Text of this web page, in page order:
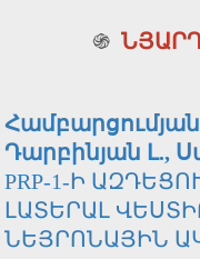
֍
Համբարցումյան
Դարբինյան Լ.,
PRP-1-Ի
ԼԱՏԵՐԱԼ
ՆԵՅՐՈՆԱՅԻՆ